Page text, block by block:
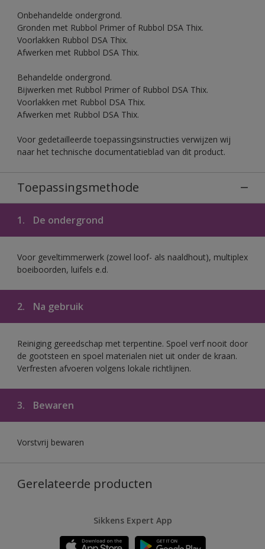
Onbehandelde ondergrond.
Gronden met Rubbol Primer of Rubbol DSA Thix.
Voorlakken Rubbol DSA Thix.
Afwerken met Rubbol DSA Thix.
Behandelde ondergrond.
Bijwerken met Rubbol Primer of Rubbol DSA Thix.
Voorlakken met Rubbol DSA Thix.
Afwerken met Rubbol DSA Thix.
Voor gedetailleerde toepassingsinstructies verwijzen wij
naar het technische documentatieblad van dit product.
Toepassingsmethode
1. De ondergrond
Voor geveltimmerwerk (zowel loof- als naaldhout), multiplex
boeiboorden, luifels e.d.
2. Na gebruik
Reiniging gereedschap met terpentine. Spoel verf nooit door
de gootsteen en spoel materialen niet uit onder de kraan.
Verfresten afvoeren volgens lokale richtlijnen.
3. Bewaren
Vorstvrij bewaren
Gerelateerde producten
Sikkens Expert App